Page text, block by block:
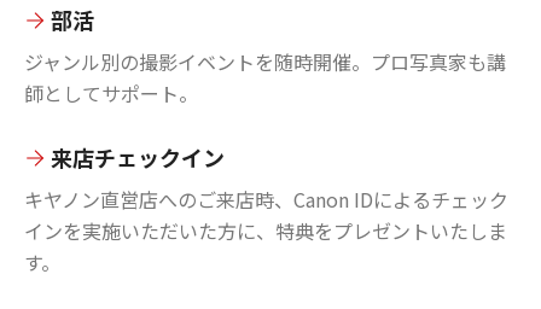
部活
ジャンル別の撮影イベントを随時開催。プロ写真家も講
師としてサポート。
来店チェックイン
キヤノン直営店へのご来店時、Canon IDによるチェック
インを実施いただいた方に、特典をプレゼントいたしま
す。